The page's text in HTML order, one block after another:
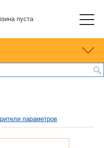
пуста
параметров